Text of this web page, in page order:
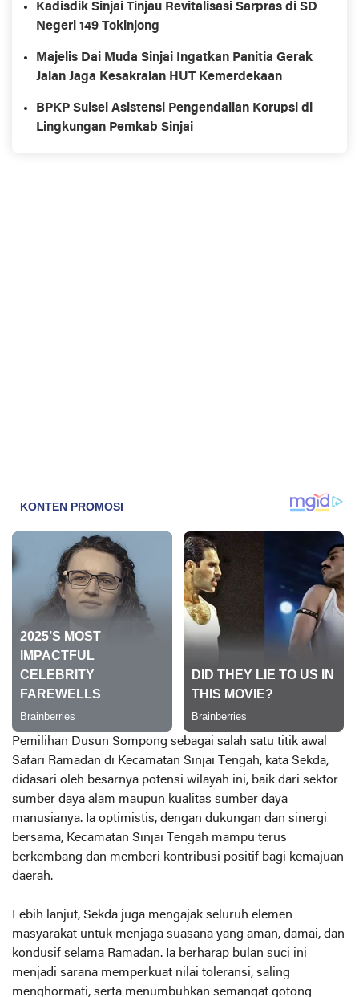
Kadisdik Sinjai Tinjau Revitalisasi Sarpras di SD
Negeri 149 Tokinjong
Majelis Dai Muda Sinjai Ingatkan Panitia Gerak
Jalan Jaga Kesakralan HUT Kemerdekaan
BPKP Sulsel Asistensi Pengendalian Korupsi di
Lingkungan Pemkab Sinjai
Pemilihan Dusun Sompong sebagai salah satu titik awal
Safari Ramadan di Kecamatan Sinjai Tengah, kata Sekda,
didasari oleh besarnya potensi wilayah ini, baik dari sektor
sumber daya alam maupun kualitas sumber daya
manusianya. Ia optimistis, dengan dukungan dan sinergi
bersama, Kecamatan Sinjai Tengah mampu terus
berkembang dan memberi kontribusi positif bagi kemajuan
daerah.
Lebih lanjut, Sekda juga mengajak seluruh elemen
masyarakat untuk menjaga suasana yang aman, damai, dan
kondusif selama Ramadan. Ia berharap bulan suci ini
menjadi sarana memperkuat nilai toleransi, saling
menghormati, serta menumbuhkan semangat gotong